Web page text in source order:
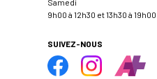
9h00 à 12h30 et 13h30 à 19h00
SUIVEZ-NOUS